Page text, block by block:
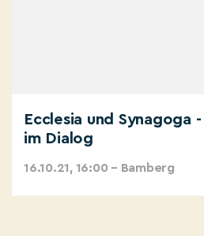
Ecclesia und Synagoga
im Dialog
16.10.21, 16:00 – Bamberg